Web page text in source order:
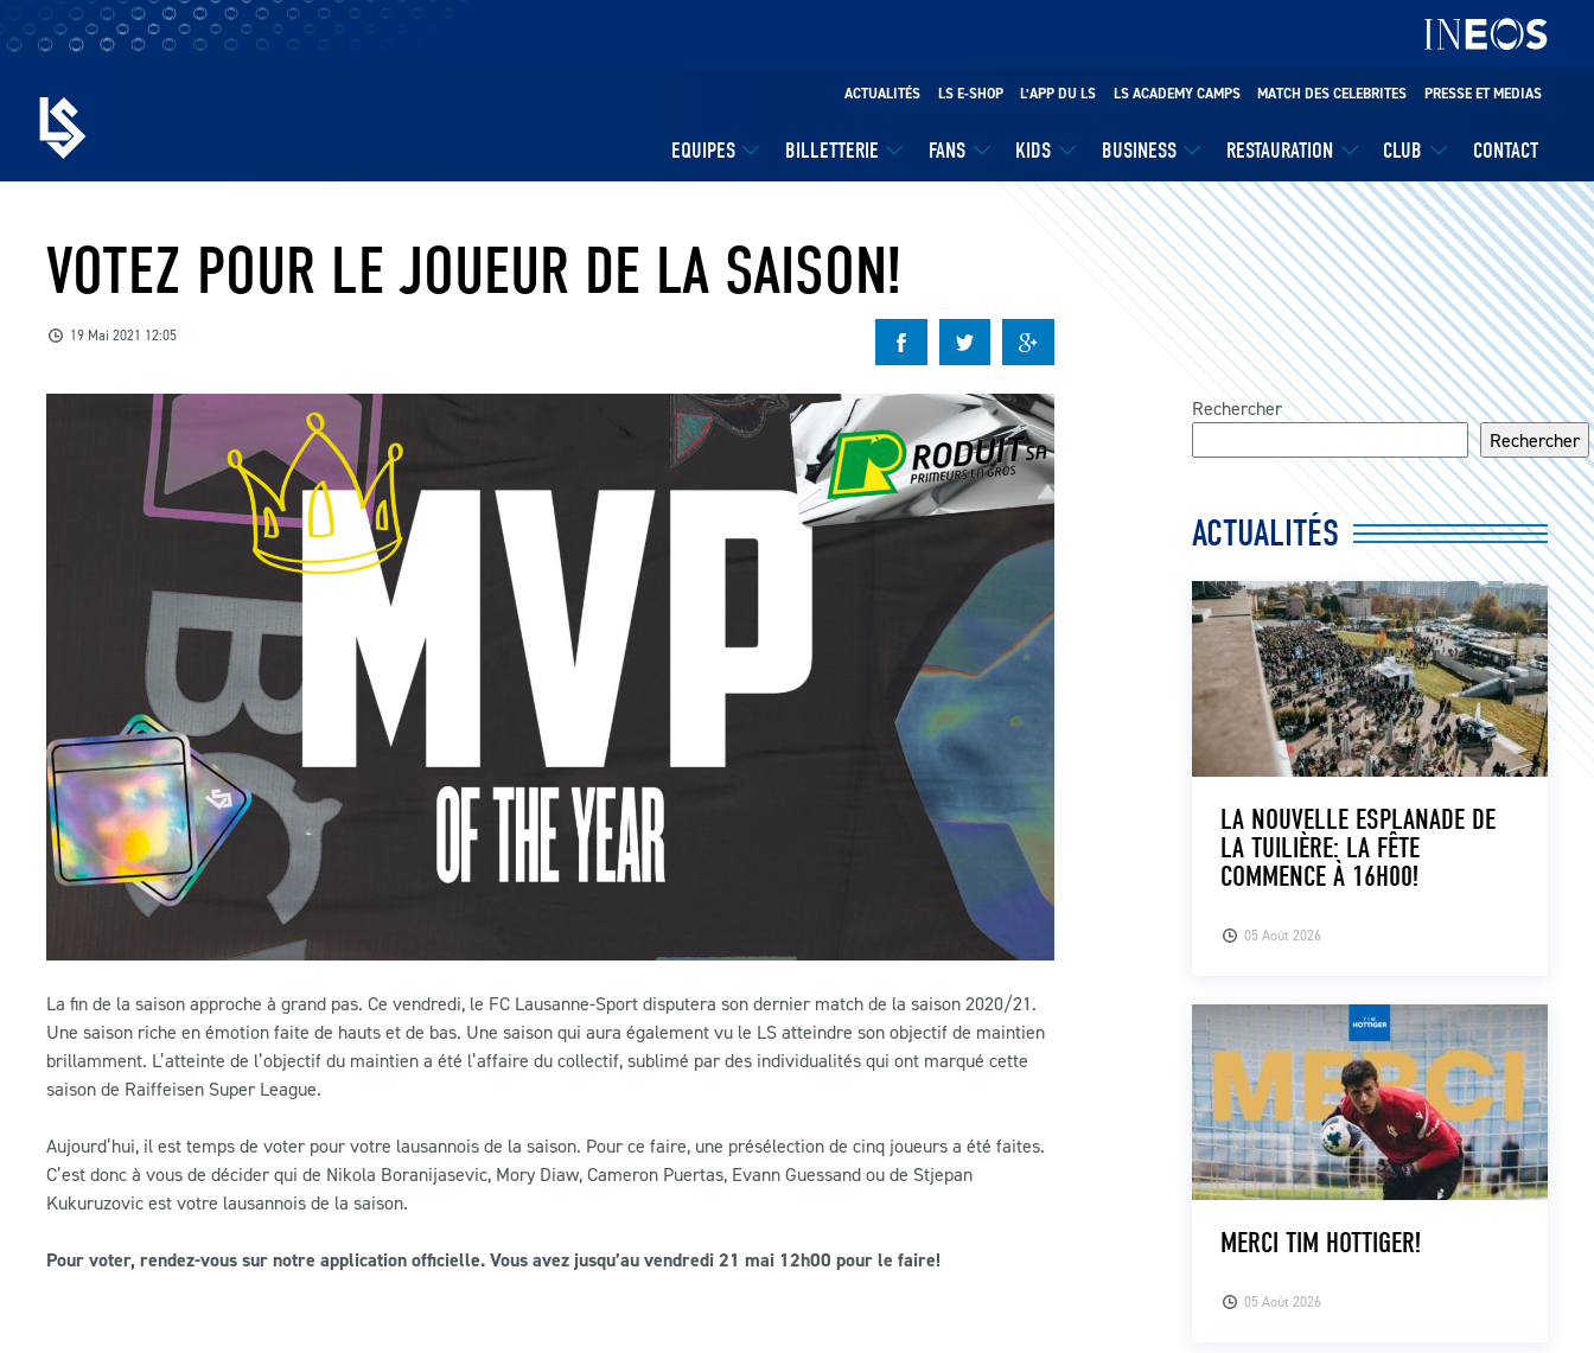
EQUIPES BILLETTERIE FANS KIDS BUSINESS RESTAURATION CLUB CONTACT
ACTUALITÉS LS E-SHOP L’APP DU LS LS ACADEMY CAMPS MATCH DES CELEBRITES PRESSE ET MEDIAS
VOTEZ POUR LE JOUEUR DE LA SAISON!
19 Mai 2021 12:05
La fin de la saison approche à grand pas. Ce vendredi, le FC Lausanne-Sport disputera son dernier match de la saison 2020/21.
Une saison riche en émotion faite de hauts et de bas. Une saison qui aura également vu le LS atteindre son objectif de maintien
brillamment. L’atteinte de l’objectif du maintien a été l’affaire du collectif, sublimé par des individualités qui ont marqué cette
saison de Raiffeisen Super League.
Aujourd’hui, il est temps de voter pour votre lausannois de la saison. Pour ce faire, une présélection de cinq joueurs a été faites.
C’est donc à vous de décider qui de Nikola Boranijasevic, Mory Diaw, Cameron Puertas, Evann Guessand ou de Stjepan
Kukuruzovic est votre lausannois de la saison.
Pour voter, rendez-vous sur notre application officielle. Vous avez jusqu’au vendredi 21 mai 12h00 pour le faire!
Rechercher
Rechercher
ACTUALITÉS
05 Août 2026
LA NOUVELLE ESPLANADE DE
LA TUILIÈRE: LA FÊTE
COMMENCE À 16H00!
05 Août 2026
MERCI TIM HOTTIGER!